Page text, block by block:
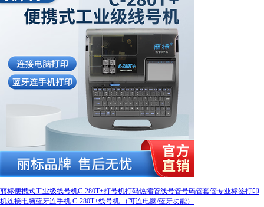
丽标便携式工业级线号机C-280T+打号机打码热缩管线号管号码管套管专业标签打印
机连接电脑蓝牙连手机 C-280T+线号机 （可连电脑/蓝牙功能）